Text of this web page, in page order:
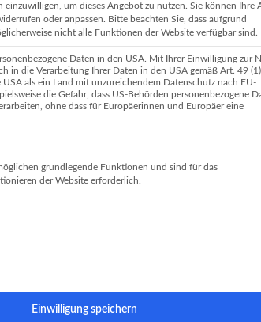
um dieses Angebot zu nutzen. Sie können Ihre
oder anpassen.
Bitte beachten Sie, dass aufgrund
nicht alle Funktionen der Website verfügbar sind.
Daten in den USA. Mit Ihrer Einwilligung zur
in die Verarbeitung Ihrer Daten in den USA gemäß Art. 49
als ein Land mit unzureichendem Datenschutz nach EU-
die Gefahr, dass US-Behörden personenbezogene
ohne dass für Europäerinnen und Europäer eine
Gruppen, für die eine Einwilligung erteilt
grundlegende Funktionen und sind für das
der Website erforderlich.
Einwilligung speichern